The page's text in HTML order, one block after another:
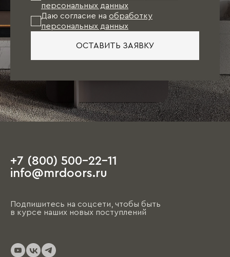
персональных данных
Даю согласие на обработку
персональных данных
ОСТАВИТЬ ЗАЯВКУ
+7 (800) 500-22-11
info@mrdoors.ru
Подпишитесь на соцсети, чтобы быть
в курсе наших новых поступлений